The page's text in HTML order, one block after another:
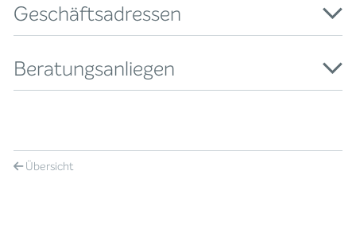
Geschäftsadressen
Beratungsanliegen
Übersicht